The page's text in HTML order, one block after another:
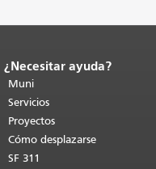
Fin del contenido de la página.
de esta página se repite en
páginas.Volver al principio del
contenido principal
¿Necesitar ayuda?
Muni
Servicios
Proyectos
Cómo desplazarse
SF 311